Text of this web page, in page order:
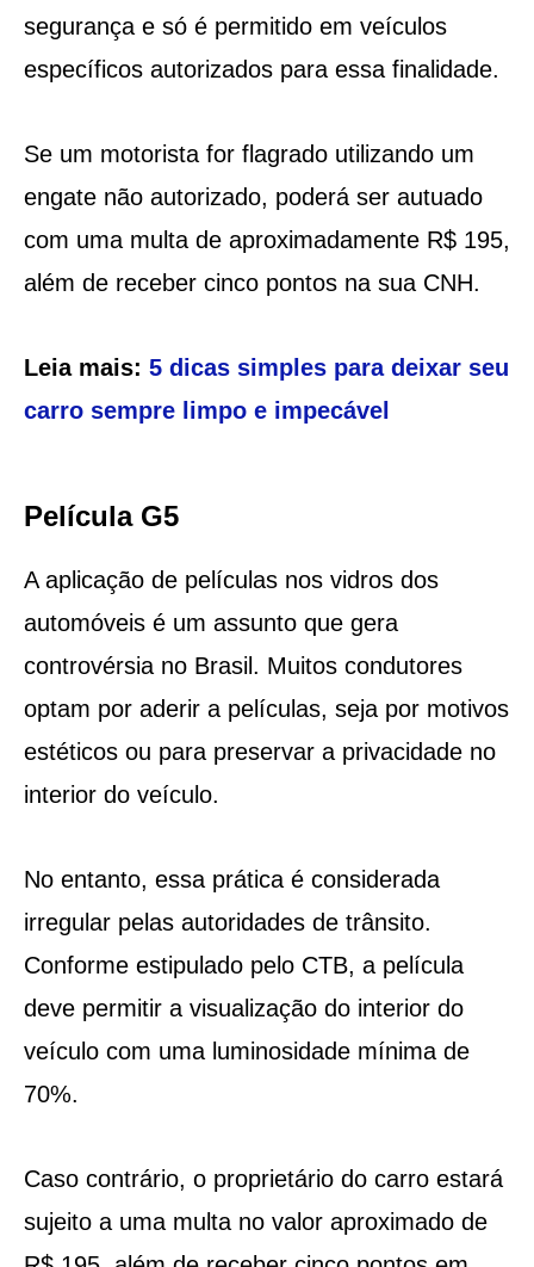
segurança e só é permitido em veículos
específicos autorizados para essa finalidade.
Se um motorista for flagrado utilizando um
engate não autorizado, poderá ser autuado
com uma multa de aproximadamente R$ 195,
além de receber cinco pontos na sua CNH.
Leia mais: 5 dicas simples para deixar seu
carro sempre limpo e impecável
Película G5
A aplicação de películas nos vidros dos
automóveis é um assunto que gera
controvérsia no Brasil. Muitos condutores
optam por aderir a películas, seja por motivos
estéticos ou para preservar a privacidade no
interior do veículo.
No entanto, essa prática é considerada
irregular pelas autoridades de trânsito.
Conforme estipulado pelo CTB, a película
deve permitir a visualização do interior do
veículo com uma luminosidade mínima de
70%.
Caso contrário, o proprietário do carro estará
sujeito a uma multa no valor aproximado de